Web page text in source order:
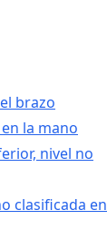
brazo
la mano
nivel no
clasificada en